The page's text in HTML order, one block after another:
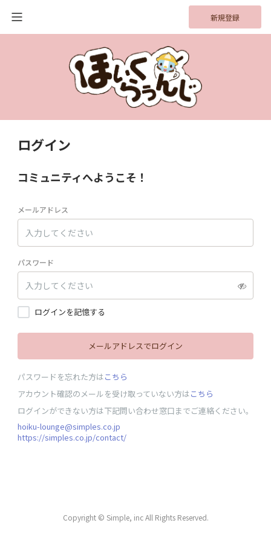
新規登録
ログイン
コミュニティへようこそ！
メールアドレス
パスワード
ログインを記憶する
メールアドレスでログイン
パスワードを忘れた方はこちら
アカウント確認のメールを受け取っていない方はこちら
ログインができない方は下記問い合わせ窓口までご連絡ください。
hoiku-lounge@simples.co.jp
https://simples.co.jp/contact/
Copyright © Simple, inc All Rights Reserved.